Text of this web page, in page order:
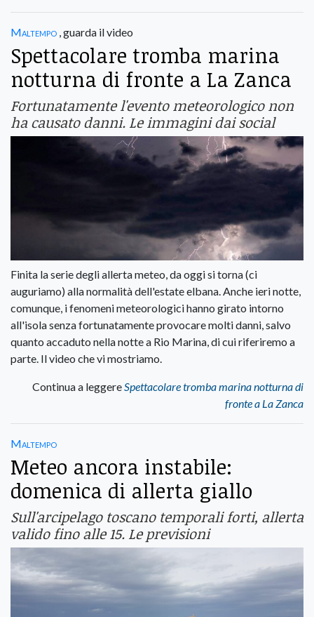
Maltempo , guarda il video
Spettacolare tromba marina
notturna di fronte a La Zanca
Fortunatamente l'evento meteorologico non
ha causato danni. Le immagini dai social
Finita la serie degli allerta meteo, da oggi si torna (ci
auguriamo) alla normalità dell'estate elbana. Anche ieri notte,
comunque, i fenomeni meteorologici hanno girato intorno
all'isola senza fortunatamente provocare molti danni, salvo
quanto accaduto nella notte a Rio Marina, di cui riferiremo a
parte. Il video che vi mostriamo.
Continua a leggereSpettacolare tromba marina notturna di
fronte a La Zanca
Maltempo
Meteo ancora instabile:
domenica di allerta giallo
Sull'arcipelago toscano temporali forti, allerta
valido fino alle 15. Le previsioni